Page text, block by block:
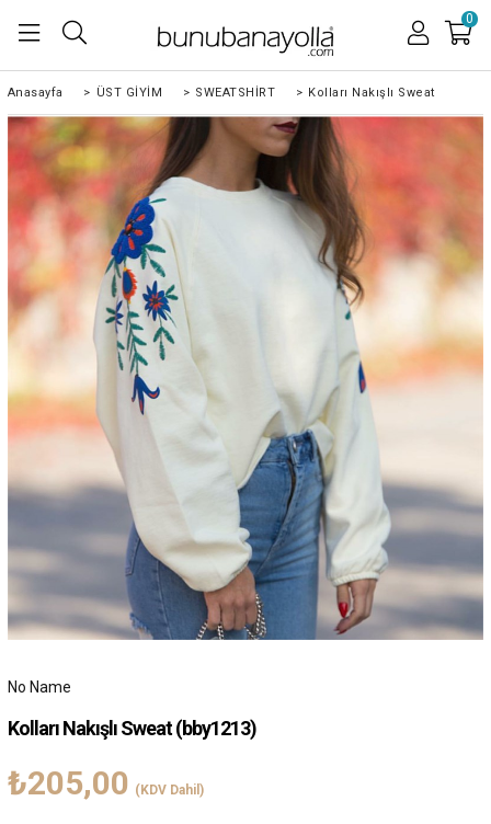
0
Anasayfa > ÜST GİYİM > SWEATSHİRT > Kolları Nakışlı Sweat
No Name
Kolları Nakışlı Sweat(bby1213)
₺205,00 (KDV Dahil)